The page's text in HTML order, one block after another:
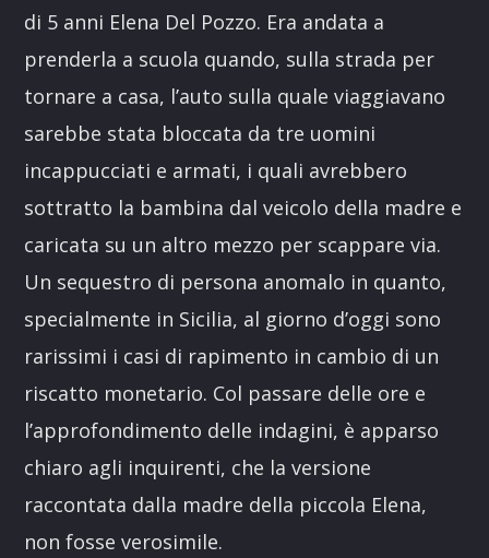
di 5 anni Elena Del Pozzo. Era andata a
prenderla a scuola quando, sulla strada per
tornare a casa, l’auto sulla quale viaggiavano
sarebbe stata bloccata da tre uomini
incappucciati e armati, i quali avrebbero
sottratto la bambina dal veicolo della madre e
caricata su un altro mezzo per scappare via.
Un sequestro di persona anomalo in quanto,
specialmente in Sicilia, al giorno d’oggi sono
rarissimi i casi di rapimento in cambio di un
riscatto monetario. Col passare delle ore e
l’approfondimento delle indagini, è apparso
chiaro agli inquirenti, che la versione
raccontata dalla madre della piccola Elena,
non fosse verosimile.